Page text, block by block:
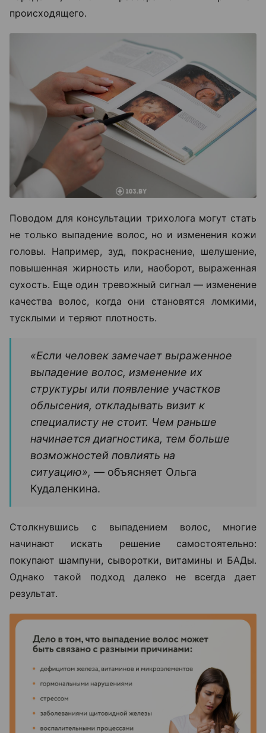
происходящего.
Поводом для консультации трихолога могут стать
не только выпадение волос, но и изменения кожи
головы. Например, зуд, покраснение, шелушение,
повышенная жирность или, наоборот, выраженная
сухость. Еще один тревожный сигнал — изменение
качества волос, когда они становятся ломкими,
тусклыми и теряют плотность.
«Если человек замечает выраженное
выпадение волос, изменение их
структуры или появление участков
облысения, откладывать визит к
специалисту не стоит. Чем раньше
начинается диагностика, тем больше
возможностей повлиять на
ситуацию», — объясняет Ольга
Кудаленкина.
Столкнувшись с выпадением волос, многие
начинают искать решение самостоятельно:
покупают шампуни, сыворотки, витамины и БАДы.
Однако такой подход далеко не всегда дает
результат.